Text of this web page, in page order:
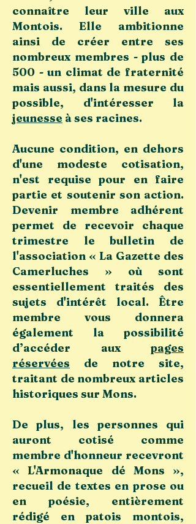
connaître leur ville aux
Montois. Elle ambitionne
ainsi de créer entre ses
nombreux membres - plus de
500 - un climat de fraternité
mais aussi, dans la mesure du
possible, d'intéresser la
jeunesse à ses racines.
Aucune condition, en dehors
d'une modeste cotisation,
n'est requise pour en faire
partie et soutenir son action.
Devenir membre adhérent
permet de recevoir chaque
trimestre le bulletin de
l'association « La Gazette des
Camerluches » où sont
essentiellement traités des
sujets d'intérêt local. Être
membre vous donnera
également la possibilité
d’accéder aux pages
réservées de notre site,
traitant de nombreux articles
historiques sur Mons.
De plus, les personnes qui
auront cotisé comme
membre d'honneur recevront
« L'Armonaque dé Mons »,
recueil de textes en prose ou
en poésie, entièrement
rédigé en patois montois,